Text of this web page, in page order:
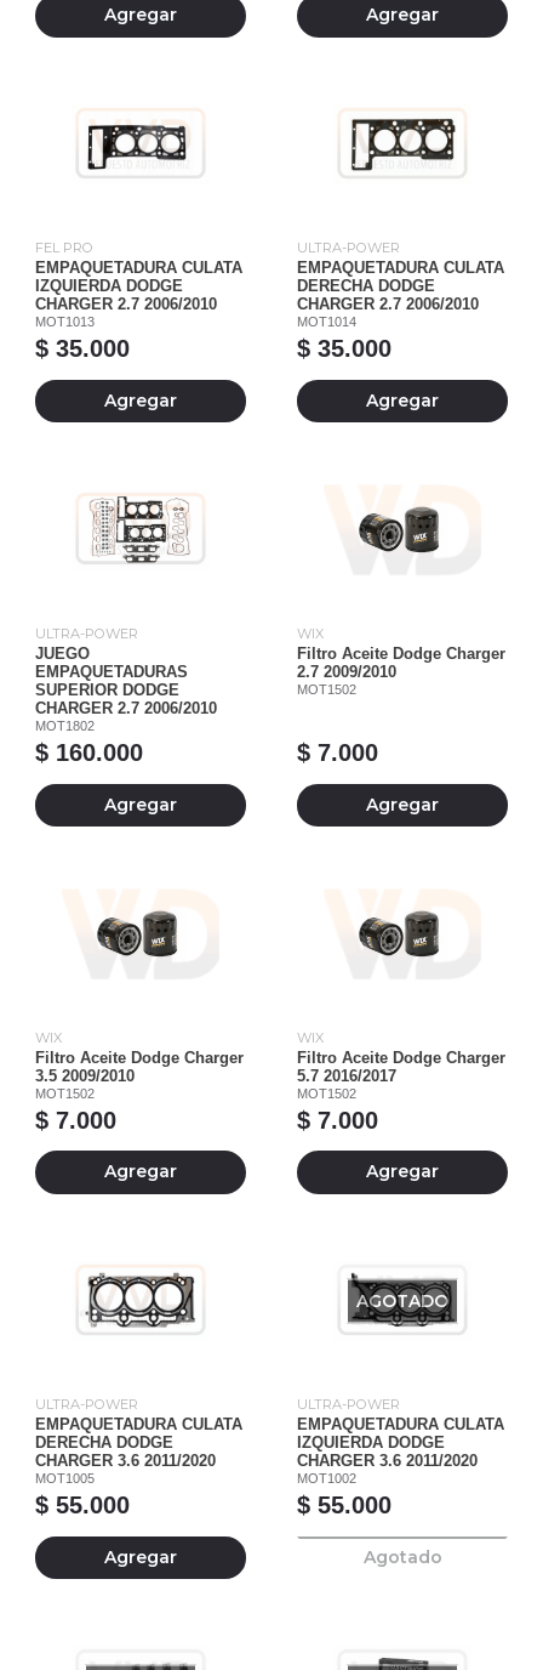
Agregar Agregar
FEL PRO
EMPAQUETADURA CULATA
IZQUIERDA DODGE
CHARGER 2.7 2006/2010
MOT1013
$ 35.000
Agregar
ULTRA-POWER
EMPAQUETADURA CULATA
DERECHA DODGE
CHARGER 2.7 2006/2010
MOT1014
$ 35.000
Agregar
ULTRA-POWER
JUEGO
EMPAQUETADURAS
SUPERIOR DODGE
CHARGER 2.7 2006/2010
MOT1802
$ 160.000
Agregar
WIX
Filtro Aceite Dodge Charger
2.7 2009/2010
MOT1502
$ 7.000
Agregar
WIX
Filtro Aceite Dodge Charger
3.5 2009/2010
MOT1502
$ 7.000
Agregar
WIX
Filtro Aceite Dodge Charger
5.7 2016/2017
MOT1502
$ 7.000
Agregar
ULTRA-POWER
EMPAQUETADURA CULATA
DERECHA DODGE
CHARGER 3.6 2011/2020
MOT1005
$ 55.000
Agregar
AGOTADO
ULTRA-POWER
EMPAQUETADURA CULATA
IZQUIERDA DODGE
CHARGER 3.6 2011/2020
MOT1002
$ 55.000
Agotado